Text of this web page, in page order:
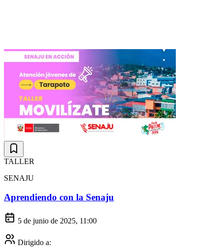
TALLER
SENAJU
Aprendiendo con la Senaju
5 de junio de 2025, 11:00
Dirigido a: